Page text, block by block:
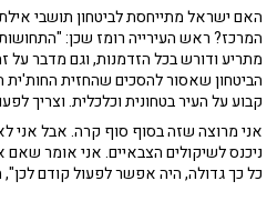
האם ישראל מתייחסת לביטחון תושבי
המרכז? ראש העירייה רומז שכן:
מתריע ודורש בכל הזדמנות, וגם מדבר
הביטחון שאסור להסכים שהחזית
קבוע על העיר בטחונית וכלכלית. וצריך
אני מרוצה שזה בסוף סוף קרה. אבל אני
ניכנס לשיקולים הצבאיים. אני אומר
כל כך גדולה, היה אפשר לפעול קודם לכן",